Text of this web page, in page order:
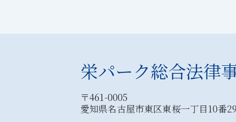
栄パーク総合法律
〒461-0005
愛知県名古屋市東区東桜一丁目10番